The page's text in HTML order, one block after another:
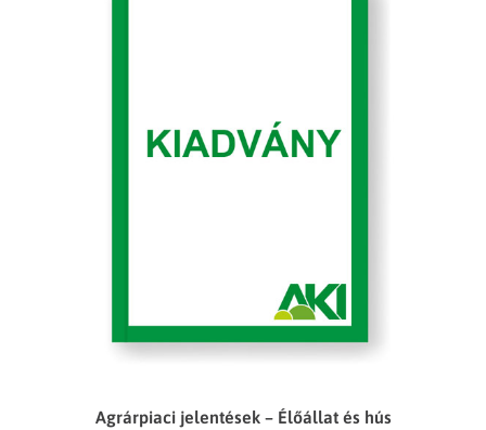
Agrárpiaci jelentések – Élőállat és hús